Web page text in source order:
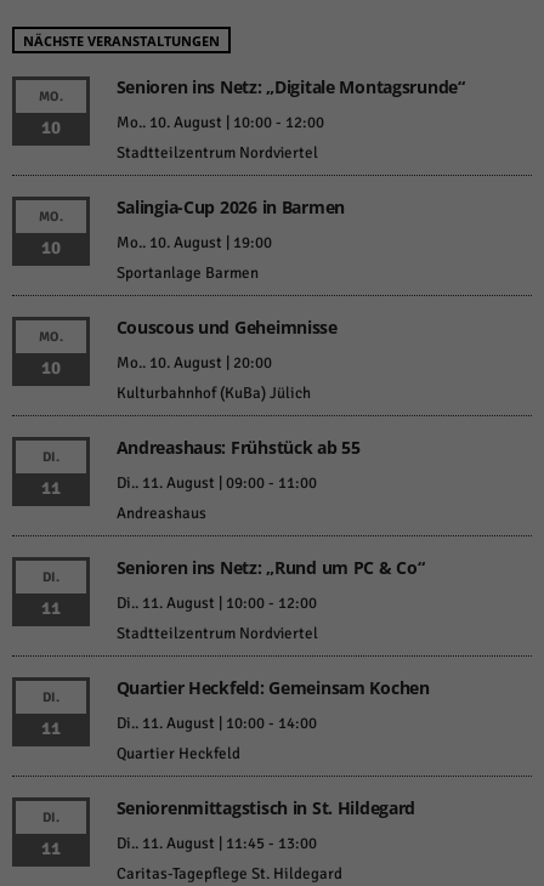
NÄCHSTE VERANSTALTUNGEN
MO.
10
Senioren ins Netz: „Digitale Montagsrunde“
Mo.. 10. August | 10:00- 12:00
Stadtteilzentrum Nordviertel
MO.
10
Salingia-Cup 2026 in Barmen
Mo.. 10. August | 19:00
Sportanlage Barmen
MO.
10
Couscous und Geheimnisse
Mo.. 10. August | 20:00
Kulturbahnhof (KuBa) Jülich
DI.
11
Andreashaus: Frühstück ab 55
Di.. 11. August | 09:00- 11:00
Andreashaus
DI.
11
Senioren ins Netz: „Rund um PC & Co“
Di.. 11. August | 10:00- 12:00
Stadtteilzentrum Nordviertel
DI.
11
Quartier Heckfeld: Gemeinsam Kochen
Di.. 11. August | 10:00- 14:00
Quartier Heckfeld
DI.
11
Seniorenmittagstisch in St. Hildegard
Di.. 11. August | 11:45 - 13:00
Caritas-Tagepflege St. Hildegard
auswählen.
Zurück
Datenschutzeinstellungen
Essenziell (1)
Essenzielle Cookies ermöglichen grundlegende Funktionen und sind für die
einwandfreie Funktion der Website erforderlich.
Cookie-Informationen anzeigen
Statistiken (1)
Statistik Cookies erfassen Informationen anonym. Diese Informationen helfen
uns zu verstehen, wie unsere Besucher unsere Website nutzen.
Cookie-Informationen anzeigen
Marketing (1)
Marketing-Cookies werden von Drittanbietern oder Publishern verwendet,
um personalisierte Werbung anzuzeigen. Sie tun dies, indem sie Besucher
Cookie-Informationen anzeigen
Externe Medien (6)
standardmäßig blockiert. Wenn Cookies von externen Medien akzeptiert
werden, bedarf der Zugriff auf diese Inhalte keiner manuellen Einwilligung
mehr.
powered by Borlabs Cookie Datenschutzerklärung